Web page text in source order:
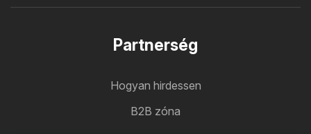
Partnerség
Hogyan hirdessen
B2B zóna